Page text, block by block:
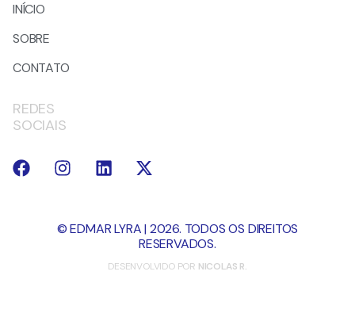
INÍCIO
SOBRE
CONTATO
REDES
SOCIAIS
© EDMAR LYRA | 2026. TODOS OS DIREITOS
RESERVADOS.
DESENVOLVIDO POR NICOLAS R.